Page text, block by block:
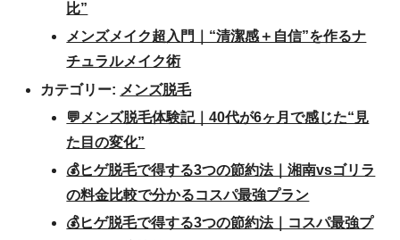
比”
メンズメイク超入門｜“清潔感＋自信”を作るナ
チュラルメイク術
カテゴリー: メンズ脱毛
💬メンズ脱毛体験記｜40代が6ヶ月で感じた“見
た目の変化”
💰ヒゲ脱毛で得する3つの節約法｜湘南vsゴリラ
の料金比較で分かるコスパ最強プラン
💰ヒゲ脱毛で得する3つの節約法｜コスパ最強プ